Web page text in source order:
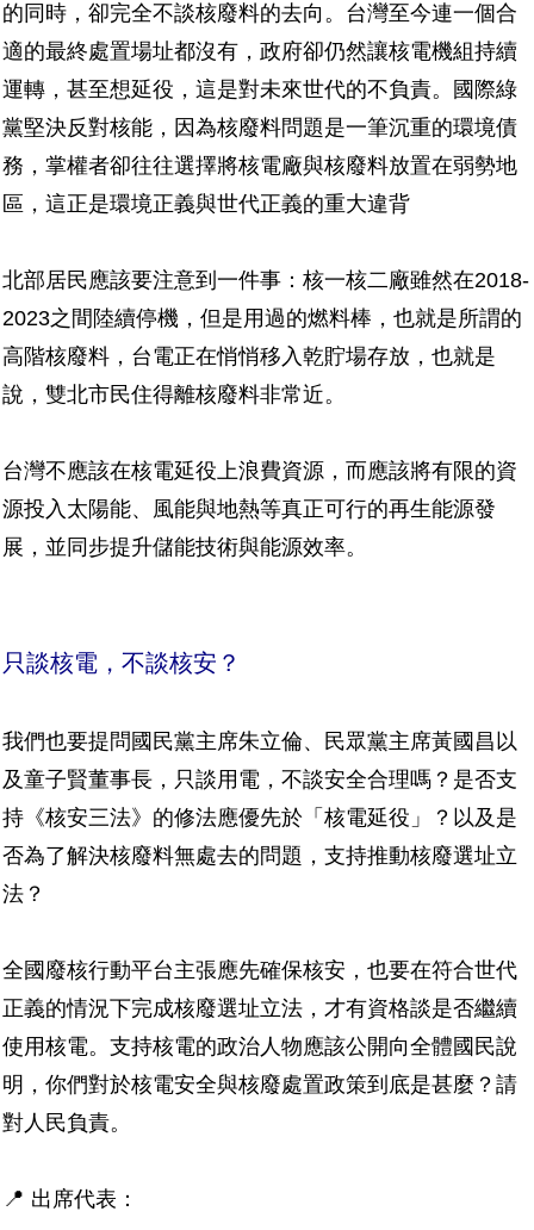
的同時，卻完全不談核廢料的去向。台灣至今連一個合
適的最終處置場址都沒有，政府卻仍然讓核電機組持續
運轉，甚至想延役，這是對未來世代的不負責。國際綠
黨堅決反對核能，因為核廢料問題是一筆沉重的環境債
務，掌權者卻往往選擇將核電廠與核廢料放置在弱勢地
區，這正是環境正義與世代正義的重大違背
北部居民應該要注意到一件事：核一核二廠雖然在2018-
2023之間陸續停機，但是用過的燃料棒，也就是所謂的
高階核廢料，台電正在悄悄移入乾貯場存放，也就是
說，雙北市民住得離核廢料非常近。
台灣不應該在核電延役上浪費資源，而應該將有限的資
源投入太陽能、風能與地熱等真正可行的再生能源發
展，並同步提升儲能技術與能源效率。
只談核電，不談核安？
我們也要提問國民黨主席朱立倫、民眾黨主席黃國昌以
及童子賢董事長，只談用電，不談安全合理嗎？是否支
持《核安三法》的修法應優先於「核電延役」？以及是
否為了解決核廢料無處去的問題，支持推動核廢選址立
法？
全國廢核行動平台主張應先確保核安，也要在符合世代
正義的情況下完成核廢選址立法，才有資格談是否繼續
使用核電。支持核電的政治人物應該公開向全體國民說
明，你們對於核電安全與核廢處置政策到底是甚麼？請
對人民負責。
📍 出席代表：